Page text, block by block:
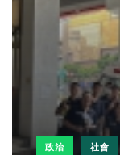
政治 社會